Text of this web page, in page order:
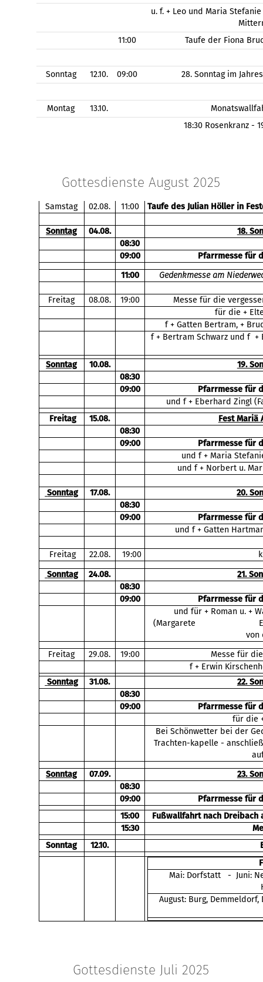
u. f. + Leo und Maria
11:00
Taufe der Fiona
Sonntag 12.10. 09:00 28. Sonntag im
Montag 13.10.
18:30 Rosenkranz -
Gottesdienste August 2025
Samstag 02.08. 11:00 Taufe des Julian Höller in
Sonntag 04.08.
18.
08:30
09:00
Pfarrmesse für
11:00
Gedenkmesse am
Freitag 08.08. 19:00
Messe für die
für die +
f + Gatten Bertram, +
f + Bertram Schwarz und f +
Sonntag 10.08.
19.
08:30
09:00
Pfarrmesse für
und f + Eberhard Zingl
Freitag
15.08.
Fest Mariä
08:30
09:00
Pfarrmesse für
und f + Maria
und f + Norbert u.
Sonntag 17.08.
20.
08:30
09:00
Pfarrmesse für
und f + Gatten
Freitag 22.08. 19:00
Sonntag
24.08.
21.
08:30
09:00
Pfarrmesse für
und für + Roman u. +
(Margarete
von
Freitag
29.08. 19:00
Messe für
f + Erwin
Sonntag
31.08.
22.
08:30
09:00
Pfarrmesse für
für die
Bei Schönwetter bei der
Trachten-kapelle -
Sonntag
07.09.
23.
08:30
09:00
Pfarrmesse für
15:00
Fußwallfahrt nach Dreibach
15:30
Sonntag
12.10.
Mai: Dorfstatt - Juni:
August: Burg,
Gottesdienste Juli 2025